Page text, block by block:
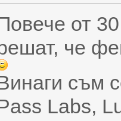
от
че
съм
Labs,